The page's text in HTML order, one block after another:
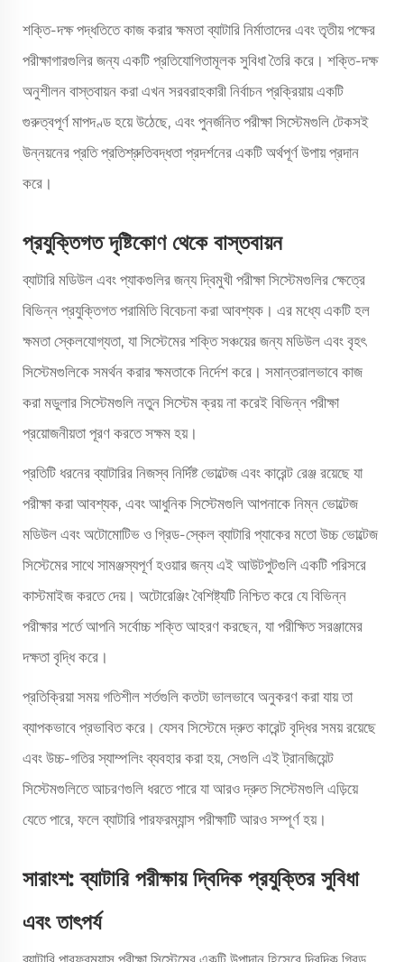
শক্তি-দক্ষ পদ্ধতিতে কাজ করার ক্ষমতা ব্যাটারি নির্মাতাদের এবং তৃতীয় পক্ষের
পরীক্ষাগারগুলির জন্য একটি প্রতিযোগিতামূলক সুবিধা তৈরি করে। শক্তি-দক্ষ
অনুশীলন বাস্তবায়ন করা এখন সরবরাহকারী নির্বাচন প্রক্রিয়ায় একটি
গুরুত্বপূর্ণ মাপদণ্ড হয়ে উঠেছে, এবং পুনর্জনিত পরীক্ষা সিস্টেমগুলি টেকসই
উন্নয়নের প্রতি প্রতিশ্রুতিবদ্ধতা প্রদর্শনের একটি অর্থপূর্ণ উপায় প্রদান
করে।
প্রযুক্তিগত দৃষ্টিকোণ থেকে বাস্তবায়ন
ব্যাটারি মডিউল এবং প্যাকগুলির জন্য দ্বিমুখী পরীক্ষা সিস্টেমগুলির ক্ষেত্রে
বিভিন্ন প্রযুক্তিগত পরামিতি বিবেচনা করা আবশ্যক। এর মধ্যে একটি হল
ক্ষমতা স্কেলযোগ্যতা, যা সিস্টেমের শক্তি সঞ্চয়ের জন্য মডিউল এবং বৃহৎ
সিস্টেমগুলিকে সমর্থন করার ক্ষমতাকে নির্দেশ করে। সমান্তরালভাবে কাজ
করা মডুলার সিস্টেমগুলি নতুন সিস্টেম ক্রয় না করেই বিভিন্ন পরীক্ষা
প্রয়োজনীয়তা পূরণ করতে সক্ষম হয়।
প্রতিটি ধরনের ব্যাটারির নিজস্ব নির্দিষ্ট ভোল্টেজ এবং কারেন্ট রেঞ্জ রয়েছে যা
পরীক্ষা করা আবশ্যক, এবং আধুনিক সিস্টেমগুলি আপনাকে নিম্ন ভোল্টেজ
মডিউল এবং অটোমোটিভ ও গ্রিড-স্কেল ব্যাটারি প্যাকের মতো উচ্চ ভোল্টেজ
সিস্টেমের সাথে সামঞ্জস্যপূর্ণ হওয়ার জন্য এই আউটপুটগুলি একটি পরিসরে
কাস্টমাইজ করতে দেয়। অটোরেঞ্জিং বৈশিষ্ট্যটি নিশ্চিত করে যে বিভিন্ন
পরীক্ষার শর্তে আপনি সর্বোচ্চ শক্তি আহরণ করছেন, যা পরীক্ষিত সরঞ্জামের
দক্ষতা বৃদ্ধি করে।
প্রতিক্রিয়া সময় গতিশীল শর্তগুলি কতটা ভালভাবে অনুকরণ করা যায় তা
ব্যাপকভাবে প্রভাবিত করে। যেসব সিস্টেমে দ্রুত কারেন্ট বৃদ্ধির সময় রয়েছে
এবং উচ্চ-গতির স্যাম্পলিং ব্যবহার করা হয়, সেগুলি এই ট্রানজিয়েন্ট
সিস্টেমগুলিতে আচরণগুলি ধরতে পারে যা আরও দ্রুত সিস্টেমগুলি এড়িয়ে
যেতে পারে, ফলে ব্যাটারি পারফরম্যান্স পরীক্ষাটি আরও সম্পূর্ণ হয়।
সারাংশ: ব্যাটারি পরীক্ষায় দ্বিদিক প্রযুক্তির সুবিধা
এবং তাৎপর্য